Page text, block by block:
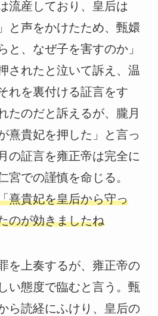
流産しており、皇后は
と声をかけたため、甄嬛
と、なぜ子を害すのか」
されたと泣いて訴え、温
れを裏付ける証言をす
たのだと訴えるが、朧月
熹貴妃を押した」と言っ
の証言を雍正帝は完全に
宮での謹慎を命じる。
熹貴妃を皇后から守っ
のが効きましたね
を上奏するが、雍正帝の
い態度で臨むと言う。甄
ら読経にふけり、皇后の